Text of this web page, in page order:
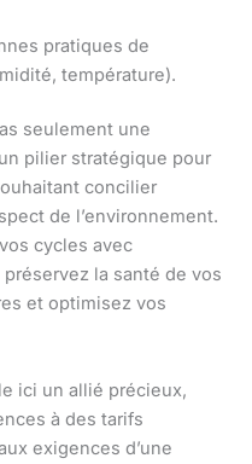
pratiques de
température).
seulement une
pilier stratégique pour
concilier
de l’environnement.
cycles avec
préservez la santé de vos
et optimisez vos
ici un allié précieux,
à des tarifs
exigences d’une